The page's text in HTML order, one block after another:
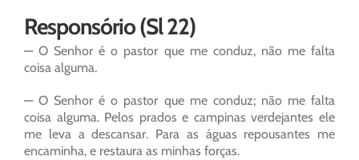
Responsório (Sl 22)
— O Senhor é o pastor que me conduz, não me falta
coisa alguma.
— O Senhor é o pastor que me conduz; não me falta
coisa alguma. Pelos prados e campinas verdejantes ele
me leva a descansar. Para as águas repousantes me
encaminha, e restaura as minhas forças.